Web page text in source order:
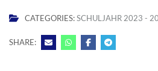
CATEGORIES:SCHULJAHR 2023 -
SHARE: